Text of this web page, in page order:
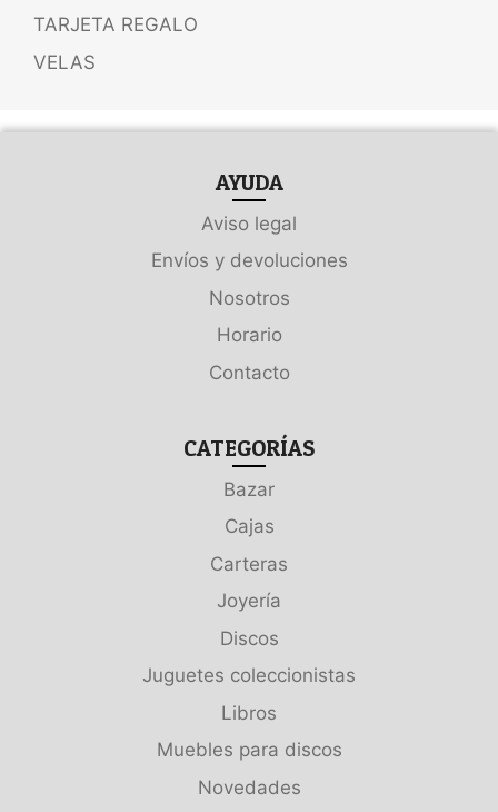
TARJETA REGALO
VELAS
AYUDA
Aviso legal
Envíos y devoluciones
Nosotros
Horario
Contacto
CATEGORÍAS
Bazar
Cajas
Carteras
Joyería
Discos
Juguetes coleccionistas
Libros
Muebles para discos
Novedades